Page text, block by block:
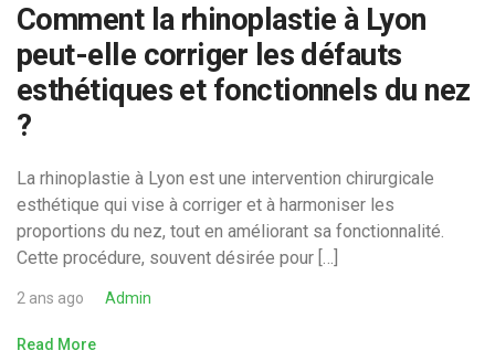
Comment la rhinoplastie à Lyon
peut-elle corriger les défauts
esthétiques et fonctionnels du nez
?
La rhinoplastie à Lyon est une intervention chirurgicale
esthétique qui vise à corriger et à harmoniser les
proportions du nez, tout en améliorant sa fonctionnalité.
Cette procédure, souvent désirée pour […]
2 ans ago Admin
Read More